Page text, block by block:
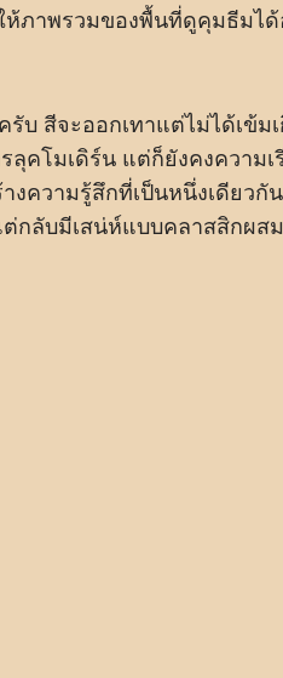
ห้ภาพรวมของพื้นที่ดูคุมธีมได้
รับ สีจะออกเทาแต่ไม่ได้เข้
คโมเดิร์น แต่ก็ยังคงความ
งความรู้สึกที่เป็นหนึ่งเดียว
กลับมีเสน่ห์แบบคลาสสิกผ